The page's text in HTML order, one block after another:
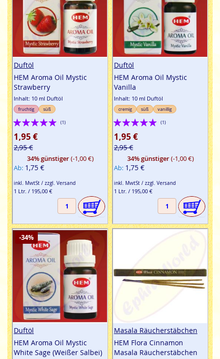
Duftöl
HEM Aroma Oil Mystic
Strawberry
Inhalt: 10 ml Duftöl
fruchtig süß
Bewertung:
100%
(1)
1,95 €
2,95 €
34% günstiger(-1,00 €)
Ab 1,75 €
inkl. MwtSt / zzgl. Versand
1 Ltr. / 195,00 €
Duftöl
HEM Aroma Oil Mystic
Vanilla
Inhalt: 10 ml Duftöl
cremig süß vanillig
Bewertung:
100%
(1)
1,95 €
2,95 €
34% günstiger(-1,00 €)
Ab 1,75 €
inkl. MwtSt / zzgl. Versand
1 Ltr. / 195,00 €
-34%
Duftöl
HEM Aroma Oil Mystic
White Sage (Weißer Salbei)
Masala Räucherstäbchen
HEM Flora Cinnamon
Masala Räucherstäbchen